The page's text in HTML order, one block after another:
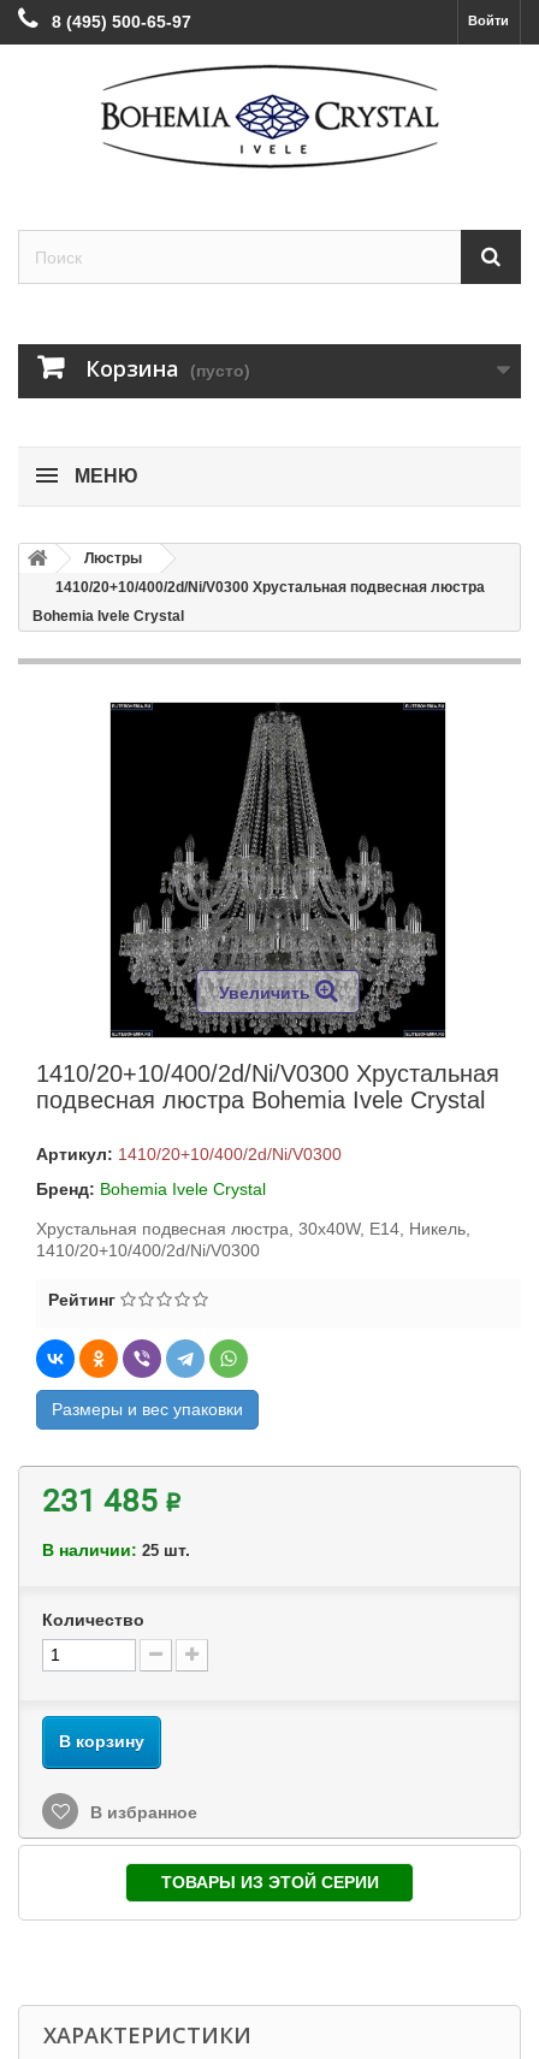
Войти
8 (495) 500-65-97
Корзина (пусто)
МЕНЮ
Люстры
1410/20+10/400/2d/Ni/V0300 Хрустальная подвесная люстра
Bohemia Ivele Crystal
Увеличить
1410/20+10/400/2d/Ni/V0300 Хрустальная
подвесная люстра Bohemia Ivele Crystal
Артикул: 1410/20+10/400/2d/Ni/V0300
Бренд: Bohemia Ivele Crystal
Хрустальная подвесная люстра, 30x40W, E14, Никель,
1410/20+10/400/2d/Ni/V0300
Рейтинг
Размеры и вес упаковки
231 485 ₽
В наличии: 25 шт.
Количество
В корзину
В избранное
ТОВАРЫ ИЗ ЭТОЙ СЕРИИ
ХАРАКТЕРИСТИКИ